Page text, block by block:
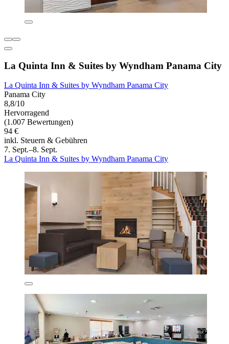
La Quinta Inn & Suites by Wyndham Panama City
La Quinta Inn & Suites by Wyndham Panama City
Panama City
8,8/10
Hervorragend
(1.007 Bewertungen)
94 €
inkl. Steuern & Gebühren
7. Sept.–8. Sept.
La Quinta Inn & Suites by Wyndham Panama City